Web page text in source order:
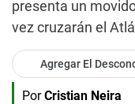
presenta un
vez cruzarán el
Agregar El
Por Cristian Neira